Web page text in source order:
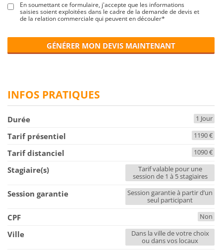
En soumettant ce formulaire, j'accepte que les informations
saisies soient exploitées dans le cadre de la demande de devis et
de la relation commerciale qui peuvent en découler*
GÉNÉRER MON DEVIS MAINTENANT
INFOS PRATIQUES
Durée 1 Jour
Tarif présentiel 1190 €
Tarif distanciel 1090 €
Stagiaire(s)
Tarif valable pour une
session de 1 à 5 stagiaires
Session garantie
Session garantie à partir d’un
seul participant
CPF Non
Ville
Dans la ville de votre choix
ou dans vos locaux